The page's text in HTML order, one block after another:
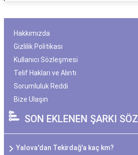
Hakkımızda
Gizlilik Politikası
Kullanıcı Sözleşmesi
Telif Hakları ve Alıntı
Sorumluluk Reddi
Bize Ulaşın
SON EKLENEN ŞARKI
Yalova'dan Tekirdağ'a kaç km?